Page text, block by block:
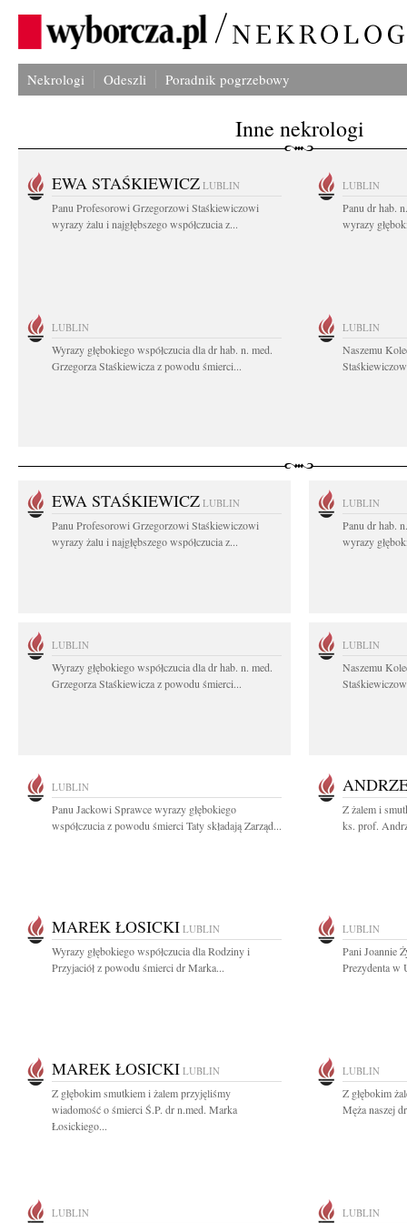
Nekrologi Odeszli Poradnik pogrzebowy
Inne nekrologi
EWA STAŚKIEWICZ LUBLIN
Panu Profesorowi Grzegorzowi Staśkiewiczowi
wyrazy żalu i najgłębszego współczucia z...
LUBLIN
Panu dr hab.
wyrazy
LUBLIN
Wyrazy głębokiego współczucia dla dr hab. n. med.
Grzegorza Staśkiewicza z powodu śmierci...
LUBLIN
Naszemu
EWA STAŚKIEWICZ LUBLIN
Panu Profesorowi Grzegorzowi Staśkiewiczowi
wyrazy żalu i najgłębszego współczucia z...
LUBLIN
Panu dr hab.
wyrazy
LUBLIN
Wyrazy głębokiego współczucia dla dr hab. n. med.
Grzegorza Staśkiewicza z powodu śmierci...
LUBLIN
Naszemu
LUBLIN
Panu Jackowi Sprawce wyrazy głębokiego
współczucia z powodu śmierci Taty składają Zarząd...
Z żalem i
ks. prof.
MAREK ŁOSICKI LUBLIN
Wyrazy głębokiego współczucia dla Rodziny i
Przyjaciół z powodu śmierci dr Marka...
LUBLIN
Pani Joannie
Prezydenta w
MAREK ŁOSICKI LUBLIN
Z głębokim smutkiem i żalem przyjęliśmy
wiadomość o śmierci Ś.P. dr n.med. Marka
Łosickiego...
LUBLIN
Z głębokim
Męża naszej
LUBLIN LUBLIN